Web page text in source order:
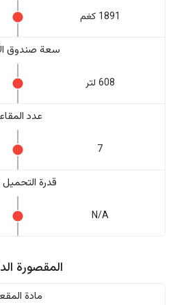
1891 كغم
سعة صندوق
608 لتر
عدد
7
قدرة
N/A
المقصورة
مادة